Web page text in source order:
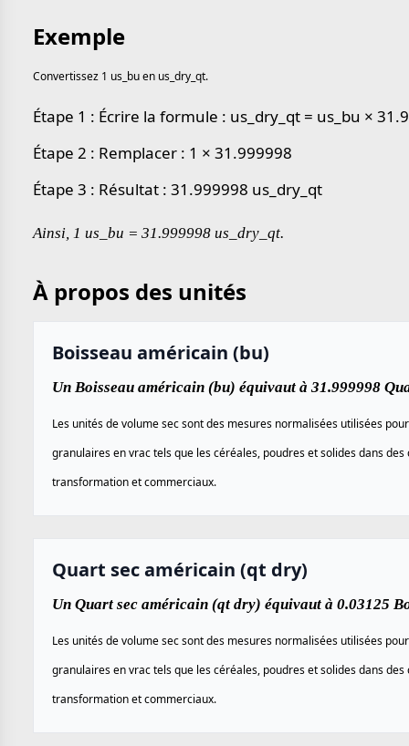
Exemple
Convertissez 1 us_bu en us_dry_qt.
Étape 1 : Écrire la formule : us_dry_qt = us_bu ×
Étape 2 : Remplacer : 1 × 31.999998
Étape 3 : Résultat : 31.999998 us_dry_qt
Ainsi, 1 us_bu = 31.999998 us_dry_qt.
À propos des unités
Boisseau américain (bu)
Un Boisseau américain (bu) équivaut à 31.999998
Les unités de volume sec sont des mesures normalisées utilisées
granulaires en vrac tels que les céréales, poudres et solides dans
transformation et commerciaux.
Quart sec américain (qt dry)
Un Quart sec américain (qt dry) équivaut à 0.03125
Les unités de volume sec sont des mesures normalisées utilisées
granulaires en vrac tels que les céréales, poudres et solides dans
transformation et commerciaux.